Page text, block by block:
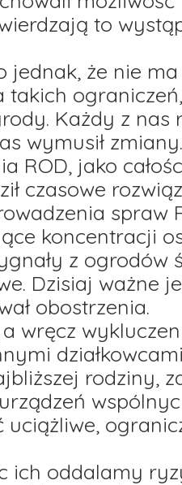
to
jednak, że nie
takich
Każdy z nas
wymusił
ROD, jako
czasowe
spraw
koncentracji
z ogrodów
Dzisiaj ważne
obostrzenia.
wręcz
rodziny,
uciążliwe,
ich oddalamy